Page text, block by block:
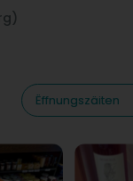
Ëffnungszäiten